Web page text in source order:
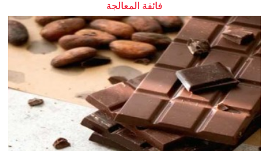
فائقة المعالجة